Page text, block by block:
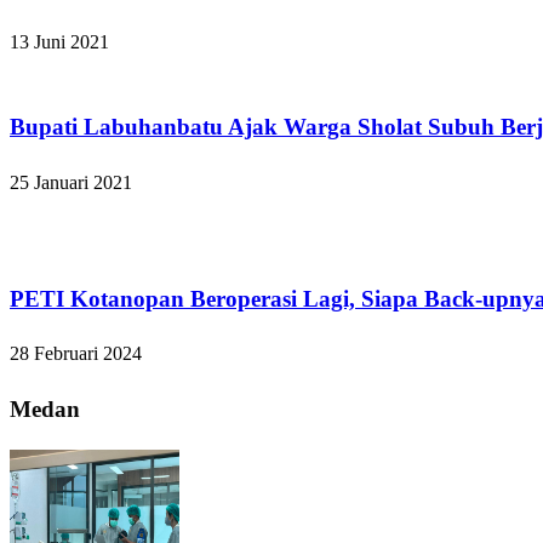
13 Juni 2021
Bupati Labuhanbatu Ajak Warga Sholat Subuh
25 Januari 2021
PETI Kotanopan Beroperasi Lagi, Siapa Back-
28 Februari 2024
Medan